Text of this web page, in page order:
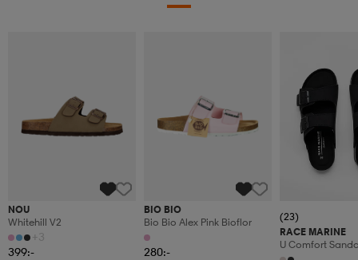
NOU
Whitehill V2
+3
399:-
BIO BIO
Bio Bio Alex Pink Bioflor
280:-
(23)
RACE MARINE
U Comfort